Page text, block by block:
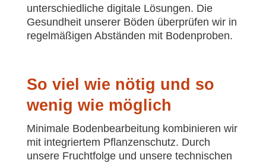
unterschiedliche digitale Lösungen. Die
Gesundheit unserer Böden überprüfen wir in
regelmäßigen Abständen mit Bodenproben.
So viel wie nötig und so
wenig wie möglich
Minimale Bodenbearbeitung kombinieren wir
mit integriertem Pflanzenschutz. Durch
unsere Fruchtfolge und unsere technischen